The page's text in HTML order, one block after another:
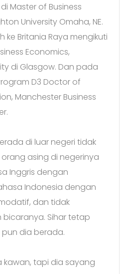
Master of Business
University Omaha, NE.
ke Britania Raya mengikuti
Economics,
di Glasgow. Dan pada
D3 Doctor of
Manchester Business
di luar negeri tidak
asing di negerinya
Inggris dengan
Indonesia dengan
dan tidak
Sihar tetap
dia berada.
kawan, tapi dia sayang